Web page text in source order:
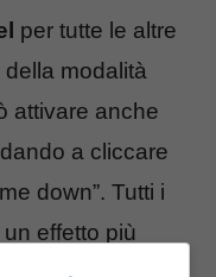
per tutte le altre
modalità
attivare anche
a cliccare
down”. Tutti i
effetto più